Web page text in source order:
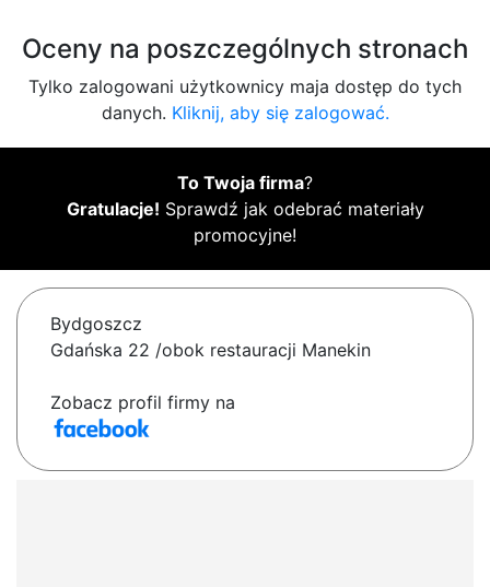
Oceny na poszczególnych stronach
Tylko zalogowani użytkownicy maja dostęp do tych
danych. Kliknij, aby się zalogować.
To Twoja firma?
Gratulacje! Sprawdź jak odebrać materiały
promocyjne!
Bydgoszcz
Gdańska 22 /obok restauracji Manekin
Zobacz profil firmy na